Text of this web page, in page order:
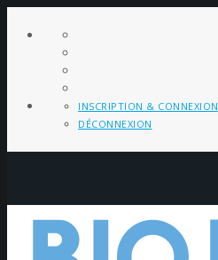
INSCRIPTION & CONNEXION
DÉCONNEXION